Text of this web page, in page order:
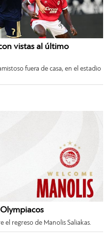
vistas al último
fuera de casa, en el estadio
el regreso de Manolis Saliakas.